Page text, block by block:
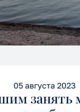
05 августа 2023
занять